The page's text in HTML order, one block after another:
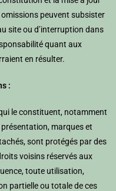
peuvent subsister
site ou d’interruption dans
quant aux
en résulter.
:
le constituent, notamment
marques et
sont protégés par des
voisins réservés aux
toute utilisation,
partielle ou totale de ces